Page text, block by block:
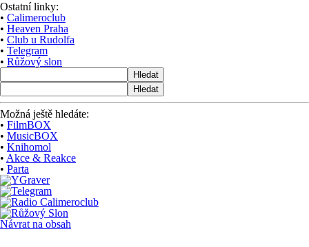
Ostatní linky:
• Calimeroclub
• Heaven Praha
• Club u Rudolfa
• Telegram
• Růžový slon
Hledat
Hledat
Možná ještě hledáte:
• FilmBOX
• MusicBOX
• Knihomol
• Akce & Reakce
• Parta
Návrat na obsah